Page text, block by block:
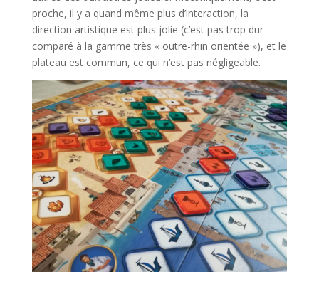
proche, il y a quand même plus d’interaction, la
direction artistique est plus jolie (c’est pas trop dur
comparé à la gamme très « outre-rhin orientée »), et le
plateau est commun, ce qui n’est pas négligeable.